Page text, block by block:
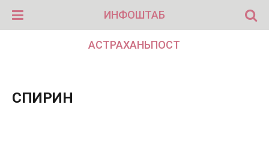
ИНФОШТАБ
АСТРАХАНЬПОСТ
СПИРИН